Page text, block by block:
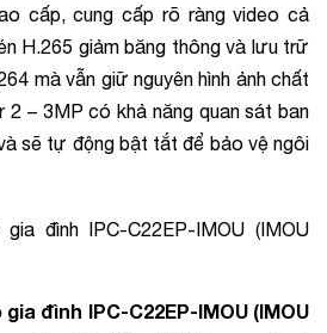
cấp, cung cấp rõ ràng video cả
H.265 giảm băng thông và lưu trữ
mà vẫn giữ nguyên hình ảnh chất
– 3MP có khả năng quan sát ban
sẽ tự động bật tắt để bảo vệ ngôi
đình IPC-C22EP-IMOU (IMOU
đình IPC-C22EP-IMOU (IMOU